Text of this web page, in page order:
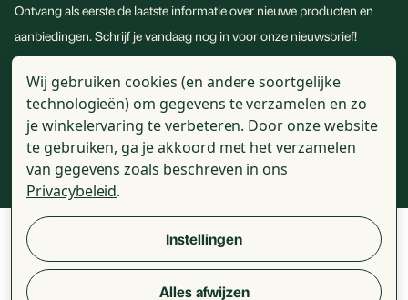
Ontvang als eerste de laatste informatie over nieuwe producten en
aanbiedingen. Schrijf je vandaag nog in voor onze nieuwsbrief!
E-
mailadres
© 2026 - Golden Naturals - Alle genoemde prijzen zijn incl. BTW
Review voorwaardenAlgemene voorwaarden
Wij gebruiken cookies (en andere soortgelijke
technologieën) om gegevens te verzamelen en zo
je winkelervaring te verbeteren. Door onze website
te gebruiken, ga je akkoord met het verzamelen
van gegevens zoals beschreven in ons
Privacybeleid.
Instellingen
Alles afwijzen